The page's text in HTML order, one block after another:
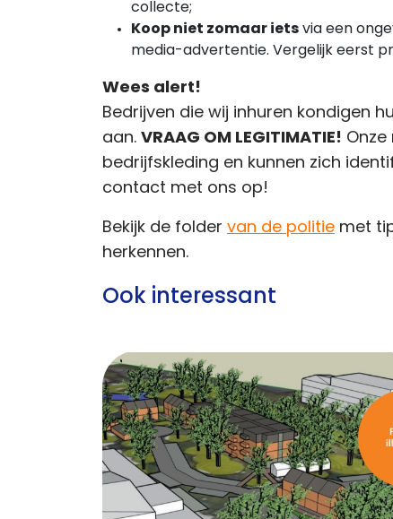
collecte;
Koop niet zomaar iets via een
media-advertentie. Vergelijk eerst
Wees alert!
Bedrijven die wij inhuren kondigen
aan. VRAAG OM LEGITIMATIE!
bedrijfskleding en kunnen zich
contact met ons op!
Bekijk de folder van de politie met
herkennen.
Ook interessant